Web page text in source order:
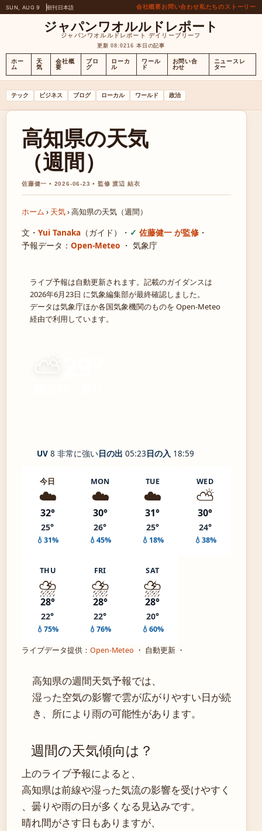
SUN, AUG 9 朝刊日本語 会社概要お問い合わせ私たちのストーリー
ジャパンワオルルドレポート
ジャパンワオルルドレポート デイリーブリーフ
更新 08:0216 本日の記事
ホー
ム
天
気
会社概
要
ブロ
グ
ローカ
ル
ワール
ド
お問い合
わせ
ニュースレ
ター
テック ビジネス ブログ ローカル ワールド 政治
高知県の天気
（週間）
佐藤健一 • 2026-06-23 • 監修 渡辺 結衣
ホーム › 天気›高知県の天気（週間）
文・ Yui Tanaka （ガイド） ・ 佐藤健一 が監修 ・
予報データ： Open-Meteo ・ 気象庁
ライブ予報は自動更新されます。記載のガイダンスは
2026年6月23日 に気象編集部が最終確認しました。
データは気象庁ほか各国気象機関のものを Open-Meteo
経由で利用しています。
UV 8 非常に強い日の出 05:23日の入 18:59
今日
☁️
32°
25°
💧31%
MON
☁️
30°
26°
💧45%
TUE
☁️
31°
25°
💧18%
WED
⛅
30°
24°
💧38%
THU
⛈️
28°
22°
💧75%
FRI
⛈️
28°
22°
💧76%
SAT
⛈️
28°
20°
💧60%
ライブデータ提供： Open-Meteo ・ 自動更新 ・
高知県の週間天気予報では、
湿った空気の影響で雲が広がりやすい日が続
き、所により雨の可能性があります。
週間の天気傾向は？
上のライブ予報によると、
高知県は前線や湿った気流の影響を受けやすく
、曇りや雨の日が多くなる見込みです。
晴れ間がさす日もありますが、